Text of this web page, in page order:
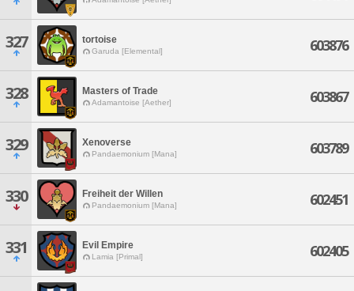
327 tortoise
Garuda [Elemental] 603876
328 Masters of Trade
Adamantoise [Aether] 603867
329 Xenoverse
Pandaemonium [Mana] 603789
330 Freiheit der Willen
Pandaemonium [Mana] 602451
331 Evil Empire
Lamia [Primal] 602405